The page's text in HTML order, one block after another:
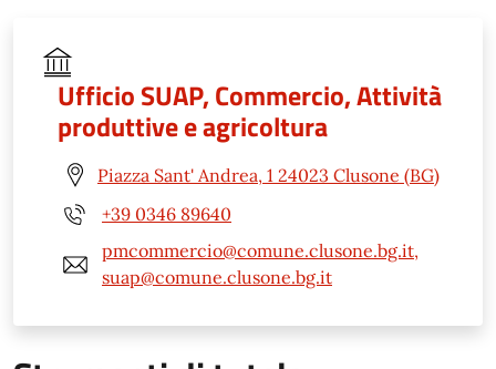
Ufficio SUAP, Commercio, Attività
produttive e agricoltura
Piazza Sant' Andrea, 1 24023 Clusone (BG)
+39 0346 89640
pmcommercio@comune.clusone.bg.it,
suap@comune.clusone.bg.it